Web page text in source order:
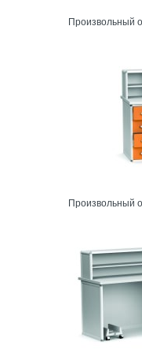
Произвольный
Произвольный